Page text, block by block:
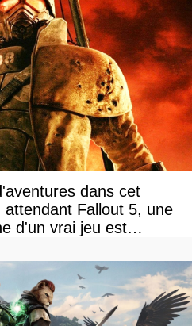
dans cet
Fallout 5, une
d'un vrai jeu est